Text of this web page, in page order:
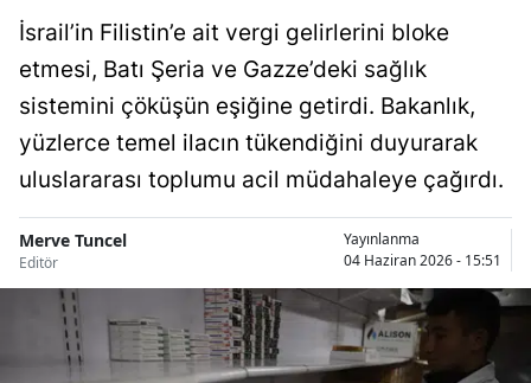
İsrail’in Filistin’e ait vergi gelirlerini bloke
etmesi, Batı Şeria ve Gazze’deki sağlık
sistemini çöküşün eşiğine getirdi. Bakanlık,
yüzlerce temel ilacın tükendiğini duyurarak
uluslararası toplumu acil müdahaleye çağırdı.
Merve Tuncel
Editör
Yayınlanma
04 Haziran 2026 - 15:51